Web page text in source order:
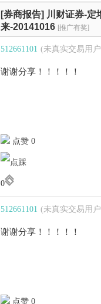
[券商报告] 川财证券-定
来-20141016 [推广有奖]
512661101 (未真实交易用
谢谢分享！！！！！
点赞 0
0
512661101 (未真实交易用
谢谢分享！！！！！
点赞 0